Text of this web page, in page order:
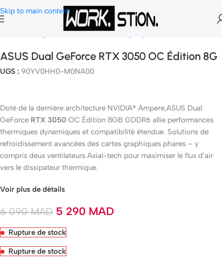
Skip to main content
Composants Gamer Carte Graphique
ASUS Dual GeForce RTX 3050 OC Édition 8G
UGS : 90YV0HH0-M0NA00
Doté de la dernière architecture NVIDIA® Ampere,ASUS Dual
GeForce RTX 3050 OC Édition 8GB GDDR6 allie performances
thermiques dynamiques et compatibilité étendue. Solutions de
refroidissement avancées des cartes graphiques phares – y
compris deux ventilateurs Axial-tech pour maximiser le flux d’air
vers le dissipateur thermique.
Voir plus de détails
6 090MAD 5 290 MAD
Rupture de stock
Rupture de stock